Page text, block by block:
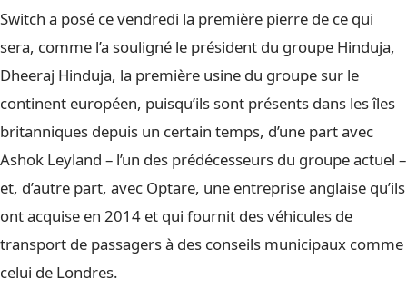
Switch a posé ce vendredi la première pierre de ce qui
sera, comme l’a souligné le président du groupe Hinduja,
Dheeraj Hinduja, la première usine du groupe sur le
continent européen, puisqu’ils sont présents dans les îles
britanniques depuis un certain temps, d’une part avec
Ashok Leyland – l’un des prédécesseurs du groupe actuel –
et, d’autre part, avec Optare, une entreprise anglaise qu’ils
ont acquise en 2014 et qui fournit des véhicules de
transport de passagers à des conseils municipaux comme
celui de Londres.